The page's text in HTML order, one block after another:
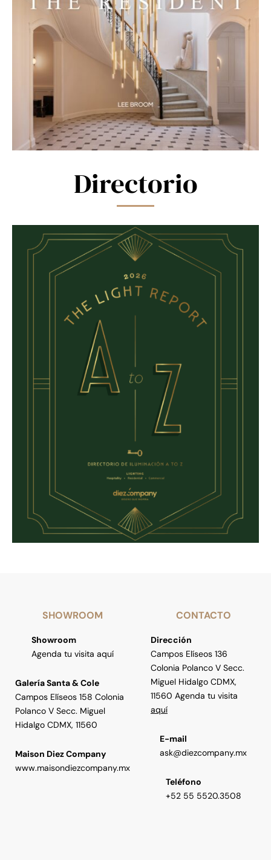
Directorio
SHOWROOM
Showroom
Agenda tu visita aquí
Galería Santa & Cole
Campos Elíseos 158 Colonia
Polanco V Secc. Miguel
Hidalgo CDMX, 11560
Maison Diez Company
www.maisondiezcompany.mx
CONTACTO
Dirección
Campos Elíseos 136
Colonia Polanco V Secc.
Miguel Hidalgo CDMX,
11560 Agenda tu visita
aquí
E-mail
ask@diezcompany.mx
Teléfono
+52 55 5520.3508